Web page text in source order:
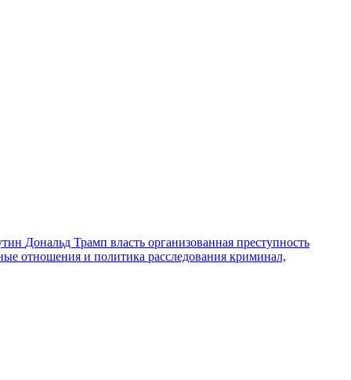
Дональд Трамп власть организованная преступность
отношения и политика расследования криминал,